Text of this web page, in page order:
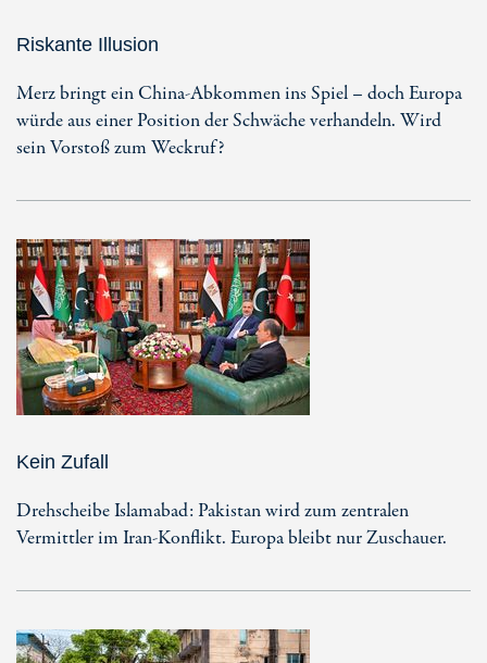
Riskante Illusion
Merz bringt ein China-Abkommen ins Spiel – doch Europa
würde aus einer Position der Schwäche verhandeln. Wird
sein Vorstoß zum Weckruf?
Kein Zufall
Drehscheibe Islamabad: Pakistan wird zum zentralen
Vermittler im Iran-Konflikt. Europa bleibt nur Zuschauer.